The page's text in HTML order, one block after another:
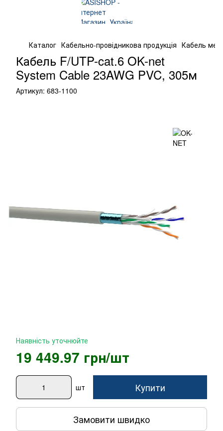
Каталог Кабельно-провідникова продукція Кабель
Кабель F/UTP-cat.6 OK-net
System Cable 23AWG PVC, 305м
Артикул: 683-1100
Наявність уточнюйте
19 449.97 грн/шт
шт Купити
Замовити швидко